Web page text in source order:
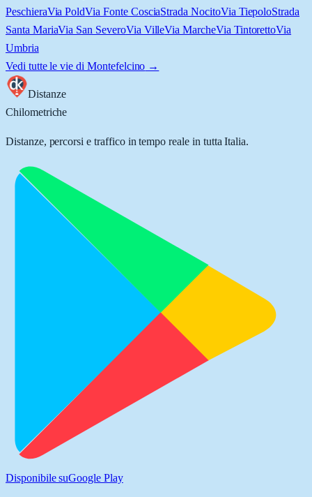
PeschieraVia PoldVia Fonte CosciaStrada NocitoVia TiepoloStrada
Santa MariaVia San SeveroVia VilleVia MarcheVia TintorettoVia
Umbria
Vedi tutte le vie di Montefelcino →
Distanze
Chilometriche
Distanze, percorsi e traffico in tempo reale in tutta Italia.
Disponibile suGoogle Play